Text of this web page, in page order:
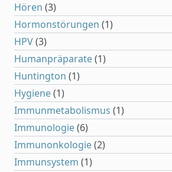
Hören (3)
Hormonstörungen (1)
HPV(3)
Humanpräparate(1)
Huntington (1)
Hygiene(1)
Immunmetabolismus (1)
Immunologie(6)
Immunonkologie(2)
Immunsystem (1)